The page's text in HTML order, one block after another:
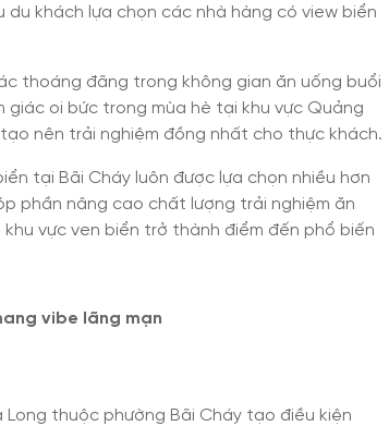
khách lựa chọn các nhà hàng có view biển
thoáng đãng trong không gian ăn uống buổi
giác oi bức trong mùa hè tại khu vực Quảng
nên trải nghiệm đồng nhất cho thực khách.
tại Bãi Cháy luôn được lựa chọn nhiều hơn
phần nâng cao chất lượng trải nghiệm ăn
vực ven biển trở thành điểm đến phổ biến
vibe lãng mạn
thuộc phường Bãi Cháy tạo điều kiện